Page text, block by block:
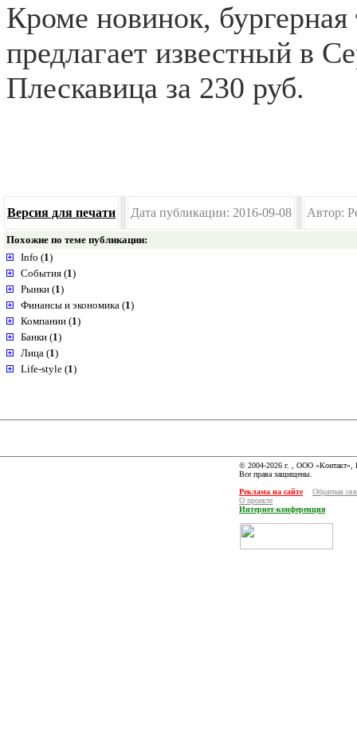
Кроме новинок,
предлагает известный в
Плескавица за 230 руб.
Версия для печати Дата публикации: 2016-09-08 Автор:
Похожие по теме публикации:
Info (1)
События (1)
Рынки (1)
Финансы и экономика (1)
Компании (1)
Банки (1)
Лица (1)
Life-style (1)
© 2004-2026 г. , ООО «Контакт»,
Все права защищены.
Реклама на сайте
Обратная
О проекте
Интернет-конференция